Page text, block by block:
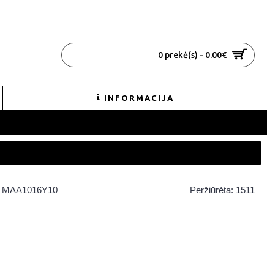
0 prekė(s) - 0.00€
INFORMACIJA
Peržiūrėta: 1511
MAA1016Y10